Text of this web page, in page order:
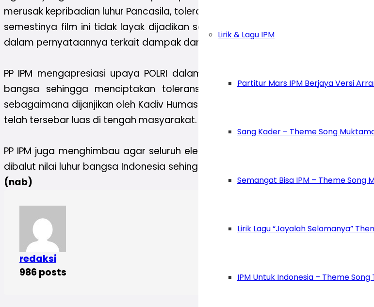
Lirik & Lagu IPM
Partitur Mars IPM Berjaya Versi
Sang Kader – Theme Song
Semangat Bisa IPM – Theme Song
Lirik Lagu “Jayalah Selamanya”
IPM Untuk Indonesia – Theme Song
merusak kepribadian luhur Pancasila, toleransi antar kelompok masyarakat, dan
semestinya film ini tidak layak dijadikan sebagai pemenang dan
dalam pernyataannya terkait dampak dari film “Kau adalah Aku yang Lain”
PP IPM mengapresiasi upaya POLRI dalam melakukan proses pendidikan
bangsa sehingga menciptakan toleransi di tengah masyarakat. Juga
sebagaimana dijanjikan oleh Kadiv Humas Polri Irjen Setyo Wasisto. Karena m
telah tersebar luas di tengah masyarakat.
PP IPM juga menghimbau agar seluruh elemen masyarakat termasuk
dibalut nilai luhur bangsa Indonesia sehingga mencegah disharmoni
(nab)
redaksi
986 posts